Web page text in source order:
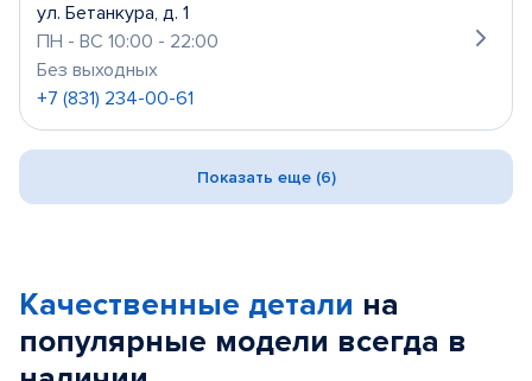
ул. Бетанкура, д. 1
ПН - ВС 10:00 - 22:00
Без выходных
+7 (831) 234-00-61
Показать еще (6)
Качественные детали на
популярные модели всегда в